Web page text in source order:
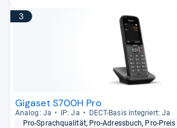
3
Gigaset S700H Pro
Ana­log: Ja IP: Ja
DECT-​Basis inte­griert: Ja
Pro-​Sprach­qua­li­tät, Pro-​Adress­buch, Pro-​Preis